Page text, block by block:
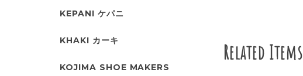
Related Items
KEPANI ケパニ
KHAKI カーキ
KOJIMA SHOE MAKERS